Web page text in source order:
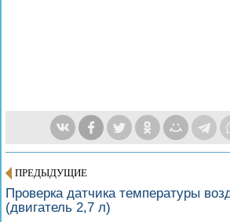
ПРЕДЫДУЩИЕ
Проверка датчика температуры
(двигатель 2,7 л)